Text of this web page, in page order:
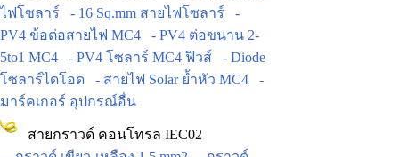
ไฟโซลาร์
- 16 Sq.mm สายไฟโซลาร์
-
PV4 ข้อต่อสายไฟ MC4
- PV4 ต่อขนาน 2-
5to1 MC4
- PV4 โซลาร์ MC4 ฟิวส์
- Diode
โซลาร์ไดโอด
- สายไฟ Solar ย้ำหัว MC4
-
มาร์คเกอร์ อุปกรณ์อื่น
สายกราวด์ คอนโทรล IEC02